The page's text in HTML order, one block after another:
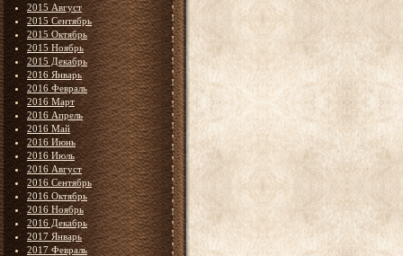
2015 Август
2015 Сентябрь
2015 Октябрь
2015 Ноябрь
2015 Декабрь
2016 Январь
2016 Февраль
2016 Март
2016 Апрель
2016 Май
2016 Июнь
2016 Июль
2016 Август
2016 Сентябрь
2016 Октябрь
2016 Ноябрь
2016 Декабрь
2017 Январь
2017 Февраль